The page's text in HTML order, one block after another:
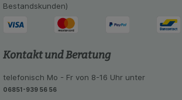
Bestandskunden)
Kontakt und Beratung
telefonisch Mo - Fr von 8-16 Uhr unter
06851-939 56 56